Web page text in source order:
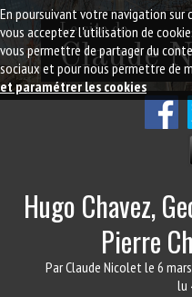
Claude
Le site de
Hugo Chavez,
Pierre
Par Claude Nicoletle 6
lu
En poursuivant votre navigation sur
vous acceptez l'utilisation de
vous permettre de partager du
sociaux et pour nous permettre de
et paramétrer les cookies